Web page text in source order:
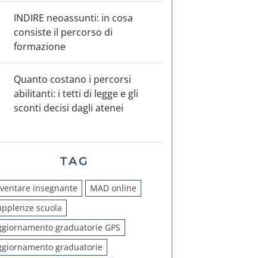
INDIRE neoassunti: in cosa
consiste il percorso di
formazione
Quanto costano i percorsi
abilitanti: i tetti di legge e gli
sconti decisi dagli atenei
TAG
insegnante
MAD online
scuola
graduatorie GPS
graduatorie